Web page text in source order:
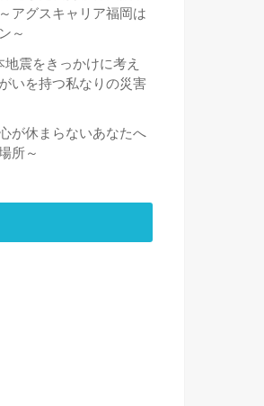
アグスキャリア福岡は
～
地震をきっかけに考え
いを持つ私なりの災害
が休まらないあなたへ
所～